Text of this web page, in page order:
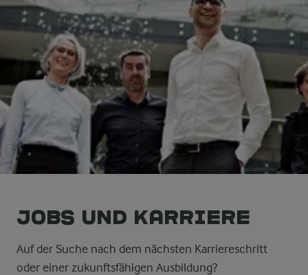
Jobs und Karriere
Auf der Suche nach dem nächsten Karriereschritt
oder einer zukunftsfähigen Ausbildung?